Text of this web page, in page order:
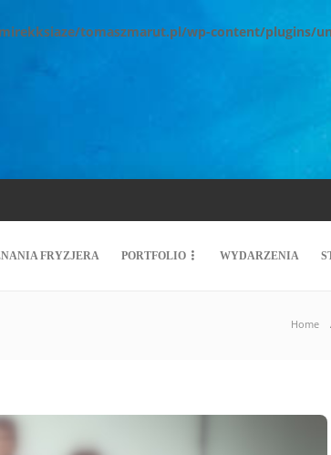
tomaszmarut.pl/wp-content/plugins/
FRYZJERA PORTFOLIO WYDARZENIA
Home